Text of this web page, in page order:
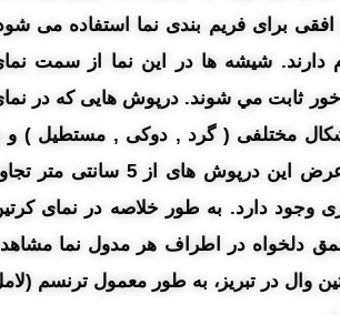
برای فریم بندی نما استفاده می
شيشه ها در اين نما از سمت
ثابت مي شوند. درپوش هایی که در
مختلفی ( گرد , دوکی , مستطیل ) و
طول عمق متفاوتی نسبت به یکدیگر قابل اجرا هستند اما عرض این درپوش های از 5 سانتی
وجود دارد. به طور خلاصه در نمای
های به عرض 5 سانتی متر و عمق دلخواه در اطراف هر مدول نما
وال در تبریز، به طور معمول ترنسم